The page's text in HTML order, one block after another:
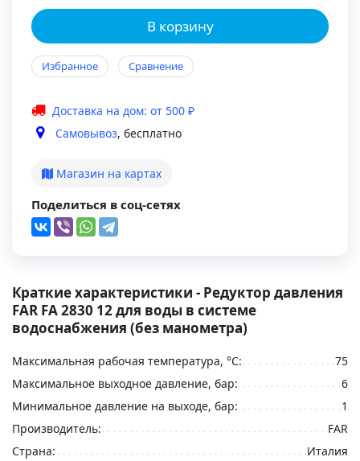
В корзину
Избранное Сравнение
Доставка на дом: от 500 ₽
Самовывоз, бесплатно
Магазин на картах
Поделиться в соц-сетях
Краткие характеристики - Редуктор давления
FAR FA 2830 12 для воды в системе
водоснабжения (без манометра)
Максимальная рабочая температура, °С:
75
Максимальное выходное давление, бар:
6
Минимальное давление на выходе, бар:
1
Производитель:
FAR
Страна:
Италия